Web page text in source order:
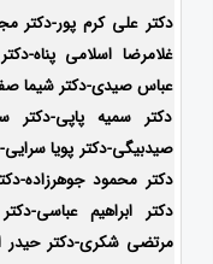
دکتر علی کرم پور-دکتر
غلامرضا اسلامی پناه-
عباس صیدی-دکتر شیما
دکتر سمیه پاپی-دکتر
صیدبیگی-دکتر پویا
دکتر محمود جوهرزاده-
دکتر ابراهیم عباسی-
مرتضی شکری-دکتر حیدر